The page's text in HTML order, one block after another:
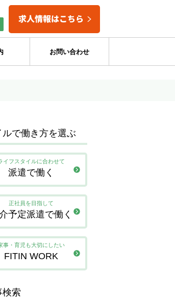
お問い合わせ
ルで働き方を選ぶ
イフスタイルに合わせて
派遣で働く
正社員を目指して
予定派遣で働く
事・育児も大切にしたい
FITIN WORK
検索